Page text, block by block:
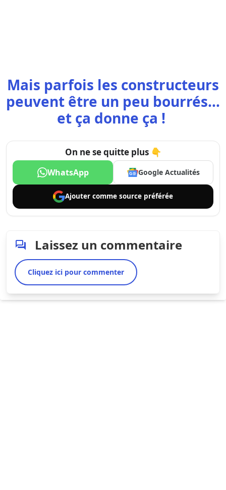
Mais parfois les constructeurs
peuvent être un peu bourrés…
et ça donne ça !
On ne se quitte plus 👇
WhatsApp Google Actualités
Ajouter comme source préférée
Laissez un commentaire
Cliquez ici pour commenter